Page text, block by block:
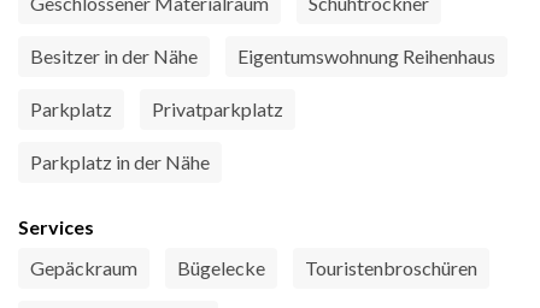
Besitzer in der Nähe Eigentumswohnung Reihenhaus
Parkplatz Privatparkplatz
Parkplatz in der Nähe
Services
Gepäckraum
Bügelecke Touristenbroschüren